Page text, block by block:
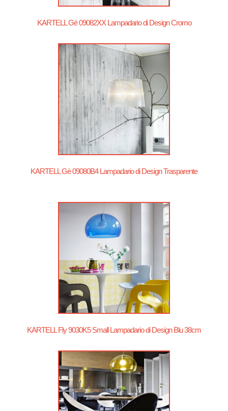
KARTELL Gè 09082XX Lampadario di Design Cromo
KARTELL Gè 09080B4 Lampadario di Design Trasparente
KARTELL Fly 9030K5 Small Lampadario di Design Blu 38cm